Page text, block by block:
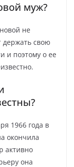
муж?
не
держать свою
и поэтому о ее
1966 года в
окончила
активно
она